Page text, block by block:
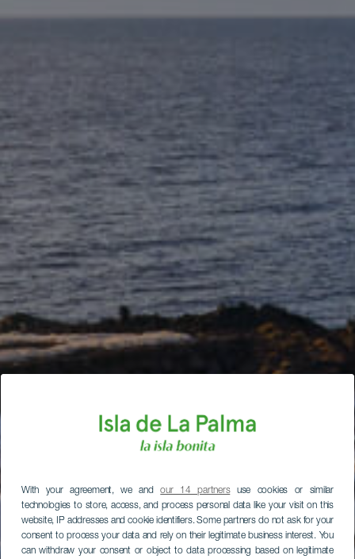
With your agreement, we andour 14 partnersuse cookies or similar
technologies to store, access, and process personal data like your visit on this
website, IP addresses and cookie identifiers. Some partners do not ask for your
consent to process your data and rely on their legitimate business interest. You
can withdraw your consent or object to data processing based on legitimate